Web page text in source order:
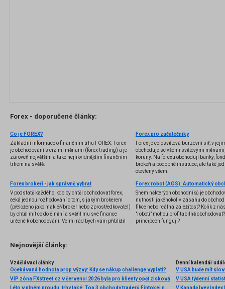
Forex - doporučené články:
Co je FOREX?
Základní informace o finančním trhu FOREX. Forex
je obchodování s cizími měnami (forex trading) a je
zároveň největším a také nejlikvidnějším finančním
trhem na světě.
Forex pro začátečníky
Forex je celosvětová burzovní síť, v
obchoduje se všemi světovými
koruny. Na forexu obchodují banky,
brokeři a podobné instituce, ale také
otevřený všem.
Forex brokeři - jak správně vybrat
V podstatě každého, kdo by chtěl obchodovat forex,
čeká jednou rozhodování o tom, s jakým brokerem
(přeloženo jako makléř/broker nebo zprostředkovatel)
by chtěl mít co do činění a svěřil mu své finance
určené k obchodování. Velmi rád bych vám přiblížil
několik příkladů nejznámějších z nich.
Snem některých obchodníků je
nutnosti jakéhokoliv zásahu do
fikce nebo reálná záležitost? Kolik z
"roboti" mohou profitabilně
principech fungují?
Nejnovější články:
Vzdělávací články
Očekávaná hodnota prop výzvy: Kdy se nákup challenge vyplatí?
VIP zóna FXstreet.cz v červenci 2026 byla pro klienty opět zisková
Léto v plném proudu, trhy také: Top 3 obchody traderů Fintokei na indexech a zlatě
Denní kalendář
V USA bude mít
V USA týdenní
V Kanadě Ivey index